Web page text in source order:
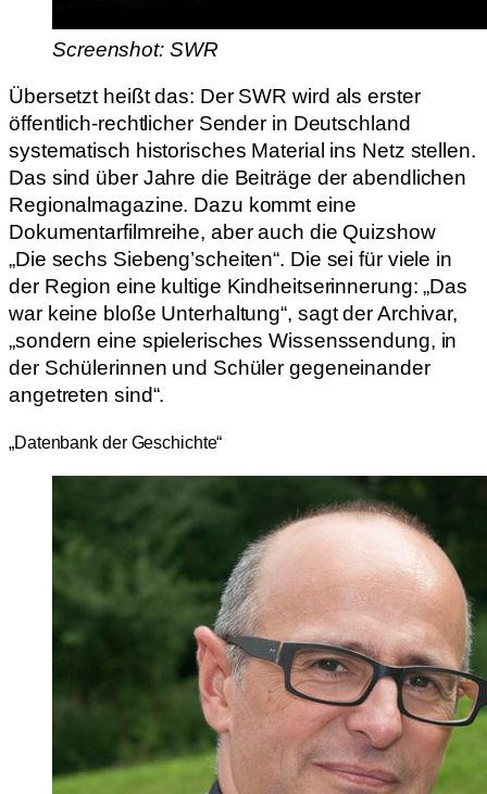
Screenshot: SWR
Übersetzt heißt das: Der SWR wird als erster
öffentlich-rechtlicher Sender in Deutschland
systematisch historisches Material ins Netz stellen.
Das sind über Jahre die Beiträge der abendlichen
Regionalmagazine. Dazu kommt eine
Dokumentarfilmreihe, aber auch die Quizshow
„Die sechs Siebeng’scheiten“. Die sei für viele in
der Region eine kultige Kindheitserinnerung: „Das
war keine bloße Unterhaltung“, sagt der Archivar,
„sondern eine spielerisches Wissenssendung, in
der Schülerinnen und Schüler gegeneinander
angetreten sind“.
„Datenbank der Geschichte“